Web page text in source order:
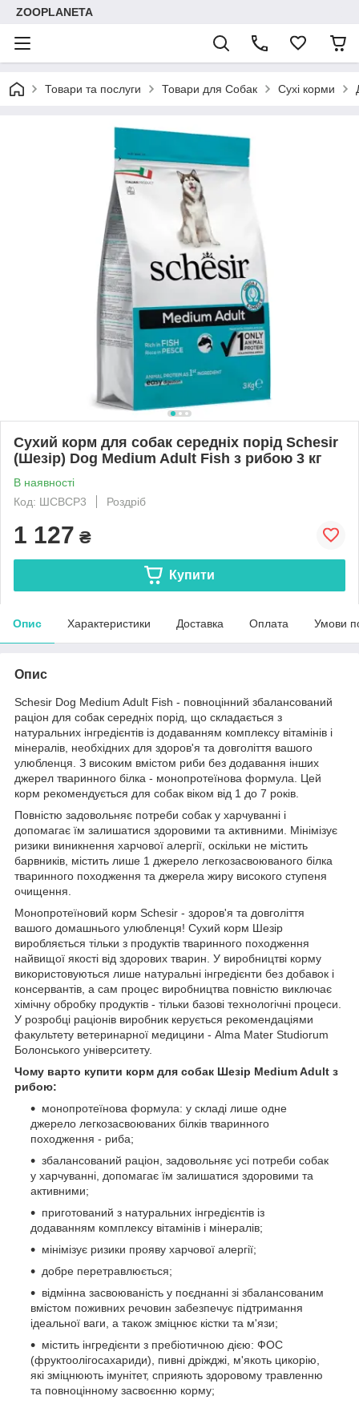
ZOOPLANETA
Товари та послуги Товари для Собак Сухі корми
Сухий корм для собак середніх порід Schesir
(Шезір) Dog Medium Adult Fish з рибою 3 кг
В наявності
Код: ШСВСР3
Роздріб
1 127 ₴
Купити
Опис Характеристики Доставка Оплата Умови
Опис
Schesir Dog Medium Adult Fish - повноцінний збалансований
раціон для собак середніх порід, що складається з
натуральних інгредієнтів із додаванням комплексу вітамінів і
мінералів, необхідних для здоров'я та довголіття вашого
улюбленця. З високим вмістом риби без додавання інших
джерел тваринного білка - монопротеїнова формула. Цей
корм рекомендується для собак віком від 1 до 7 років.
Повністю задовольняє потреби собак у харчуванні і
допомагає їм залишатися здоровими та активними. Мінімізує
ризики виникнення харчової алергії, оскільки не містить
барвників, містить лише 1 джерело легкозасвоюваного білка
тваринного походження та джерела жиру високого ступеня
очищення.
Монопротеїновий корм Schesir - здоров'я та довголіття
вашого домашнього улюбленця! Сухий корм Шезір
виробляється тільки з продуктів тваринного походження
найвищої якості від здорових тварин. У виробництві корму
використовуються лише натуральні інгредієнти без добавок і
консервантів, а сам процес виробництва повністю виключає
хімічну обробку продуктів - тільки базові технологічні процеси.
У розробці раціонів виробник керується рекомендаціями
факультету ветеринарної медицини - Alma Mater Studiorum
Болонського університету.
Чому варто купити корм для собак Шезір Medium Adult з
рибою:
монопротеїнова формула: у складі лише одне
джерело легкозасвоюваних білків тваринного
походження - риба;
збалансований раціон, задовольняє усі потреби собак
у харчуванні, допомагає їм залишатися здоровими та
активними;
приготований з натуральних інгредієнтів із
додаванням комплексу вітамінів і мінералів;
мінімізує ризики прояву харчової алергії;
добре перетравлюється;
відмінна засвоюваність у поєднанні зі збалансованим
вмістом поживних речовин забезпечує підтримання
ідеальної ваги, а також зміцнює кістки та м'язи;
містить інгредієнти з пребіотичною дією: ФОС
(фруктоолігосахариди), пивні дріжджі, м'якоть цикорію,
які зміцнюють імунітет, сприяють здоровому травленню
та повноцінному засвоєнню корму;